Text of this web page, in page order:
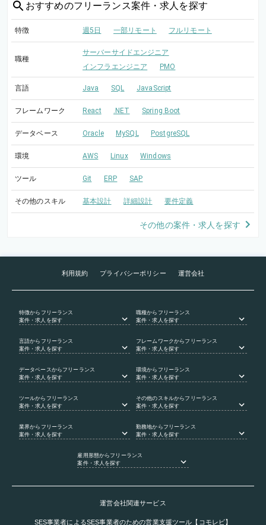
おすすめのフリーランス案件・求人を探す
特徴 週5日 一部リモート フルリモート
職種
サーバーサイドエンジニア
インフラエンジニア
PMO
言語 Java SQL JavaScript
フレームワーク React .NET Spring Boot
データベース Oracle MySQL PostgreSQL
環境 AWS Linux Windows
ツール Git ERP SAP
その他のスキル 基本設計 詳細設計 要件定義
その他の案件・求人を探す
利用規約 プライバシーポリシー 運営会社
特徴からフリーランス
案件・求人を探す
職種からフリーランス
案件・求人を探す
言語からフリーランス
案件・求人を探す
フレームワークからフリーランス
案件・求人を探す
データベース からフリーランス
案件・求人を探す
環境からフリーランス
案件・求人を探す
ツールからフリーランス
案件・求人を探す
その他のスキルからフリーランス
案件・求人を探す
業界からフリーランス
案件・求人を探す
勤務地からフリーランス
案件・求人を探す
雇用形態からフリーランス
案件・求人を探す
運営会社関連サービス
SES事業者によるSES事業者のための営業支援ツール【コモレビ】